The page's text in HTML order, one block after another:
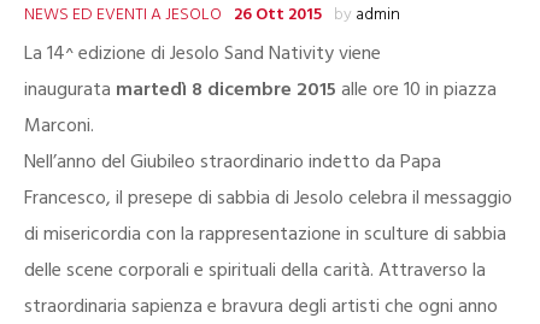
NEWS ED EVENTI A JESOLO 26 Ott 2015 by admin
La 14^ edizione diJesolo Sand Nativityviene
inaugurata martedì 8 dicembre 2015alle ore 10 in piazza
Marconi.
Nell’anno del Giubileo straordinario indetto da Papa
Francesco, ilpresepe di sabbia di Jesolocelebra il messaggio
di misericordia con la rappresentazione in sculture di sabbia
delle scene corporali e spirituali della carità. Attraverso la
straordinaria sapienza e bravura degli artisti che ogni anno